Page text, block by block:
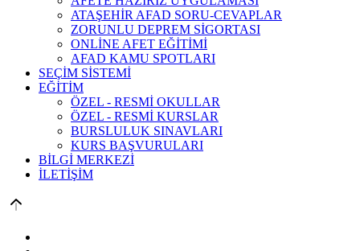
ATAŞEHİR AFAD SORU-CEVAPLAR
ZORUNLU DEPREM SİGORTASI
ONLİNE AFET EĞİTİMİ
AFAD KAMU SPOTLARI
SEÇİM SİSTEMİ
EĞİTİM
ÖZEL - RESMİ OKULLAR
ÖZEL - RESMİ KURSLAR
BURSLULUK SINAVLARI
KURS BAŞVURULARI
BİLGİ MERKEZİ
İLETİŞİM